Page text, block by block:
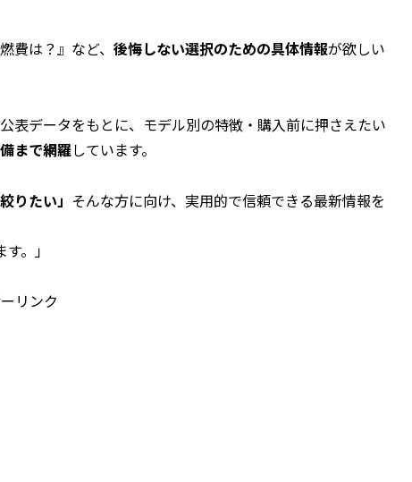
費は？』など、後悔しない選択のための具体情報が欲しい
表データをもとに、 モデル別の特徴・購入前に押さえたい
まで網羅しています。
りたい」 そんな方に向け、実用的で信頼できる最新情報を
。 」
リンク